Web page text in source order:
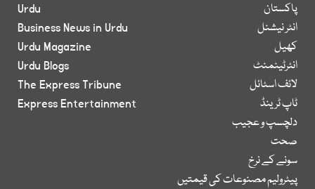
پاکستان
انٹر نیشنل
کھیل
انٹرٹینمنٹ
لائف اسٹائل
ٹاپ ٹرینڈ
دلچسپ و عجیب
صحت
سونے کے نرخ
پیٹرولیم مصنوعات کی قیمتیں
Urdu
Business News in Urdu
Urdu Magazine
Urdu Blogs
The Express Tribune
Express Entertainment